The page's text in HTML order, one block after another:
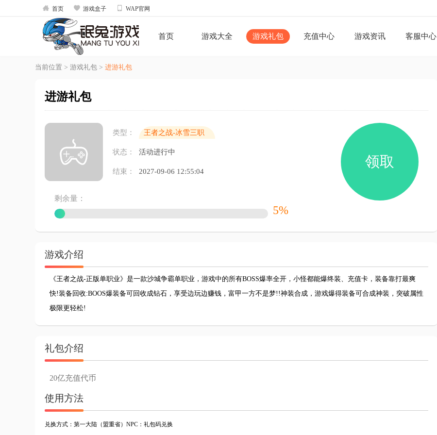
 首页  游戏盒子  WAP官网
首页 游戏大全 游戏礼包 充值中心 游戏资讯 客服中心
当前位置 > 游戏礼包 > 进游礼包
进游礼包
类型：
王者之战-冰雪三职
状态：
活动进行中
结束： 2027-09-06 12:55:04
剩余量：
5%
领取
游戏介绍
《王者之战-正版单职业》是一款沙城争霸单职业，游戏中的所有BOSS爆率全开，小怪都能爆终装、充值卡，装备靠打最爽
快!装备回收:BOOS爆装备可回收成钻石，享受边玩边赚钱，富甲一方不是梦!!神装合成，游戏爆得装备可合成神装，突破属性
极限更轻松!
礼包介绍
20亿充值代币
使用方法
兑换方式：第一大陆（盟重省）NPC：礼包码兑换